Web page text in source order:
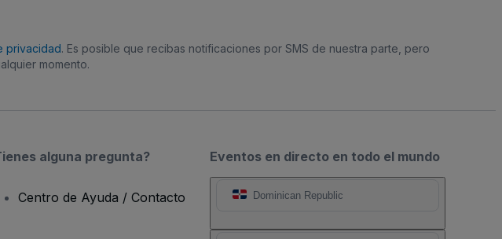
privacidad. Es posible que recibas notificaciones por SMS de nuestra parte, pero
momento.
Eventos en directo en todo el mundo
Dominican Republic
alguna pregunta?
Centro de Ayuda / Contacto